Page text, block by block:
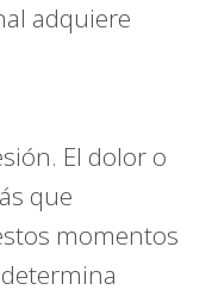
adquiere
El dolor o
que
momentos